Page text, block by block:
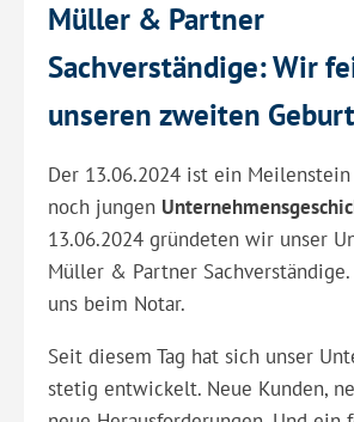
Müller & Partner
Sachverständige: Wir
unseren zweiten
Der 13.06.2024 ist ein
noch jungen
13.06.2024 gründeten wir unser
Müller & Partner
uns beim Notar.
Seit diesem Tag hat sich unser
stetig entwickelt. Neue Kunden,